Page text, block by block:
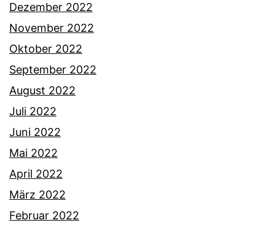
Dezember 2022
November 2022
Oktober 2022
September 2022
August 2022
Juli 2022
Juni 2022
Mai 2022
April 2022
März 2022
Februar 2022